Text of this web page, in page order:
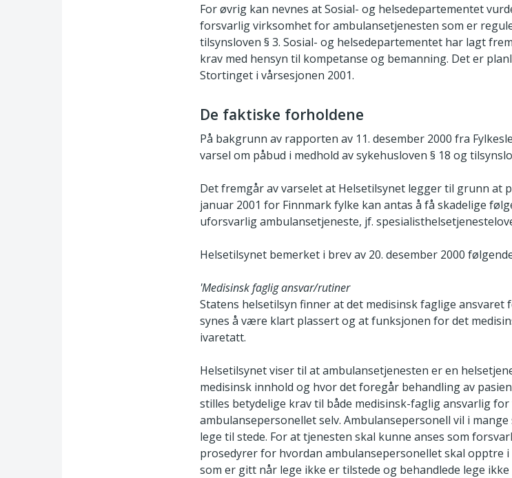
For øvrig kan nevnes at Sosial- og helsedepartementet
forsvarlig virksomhet for ambulansetjenesten som er
tilsynsloven § 3. Sosial- og helsedepartementet har lagt
krav med hensyn til kompetanse og bemanning. Det er
Stortinget i vårsesjonen 2001.
De faktiske forholdene
På bakgrunn av rapporten av 11. desember 2000 fra
varsel om påbud i medhold av sykehusloven § 18 og
Det fremgår av varselet at Helsetilsynet legger til grunn at
januar 2001 for Finnmark fylke kan antas å få skadelige
uforsvarlig ambulansetjeneste, jf.
Helsetilsynet bemerket i brev av 20. desember 2000
'Medisinsk faglig ansvar/rutiner
Statens helsetilsyn finner at det medisinsk faglige
synes å være klart plassert og at funksjonen for det
ivaretatt.
Helsetilsynet viser til at ambulansetjenesten er en
medisinsk innhold og hvor det foregår behandling av
stilles betydelige krav til både medisinsk-faglig ansvarlig
ambulansepersonellet selv. Ambulansepersonell vil i
lege til stede. For at tjenesten skal kunne anses som
prosedyrer for hvordan ambulansepersonellet skal opptre
som er gitt når lege ikke er tilstede og behandlede lege